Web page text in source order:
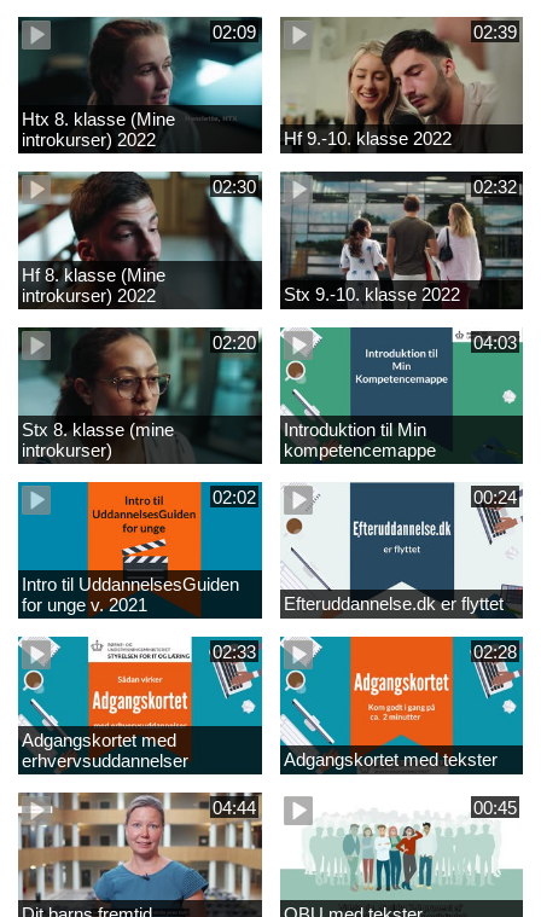
02:09
Htx 8. klasse (Mine
introkurser) 2022
02:39
Hf 9.-10. klasse 2022
02:30
Hf 8. klasse (Mine
introkurser) 2022
02:32
Stx 9.-10. klasse 2022
02:20
Stx 8. klasse (mine
introkurser)
04:03
Introduktion til Min
kompetencemappe
02:02
Intro til UddannelsesGuiden
for unge v. 2021
00:24
Efteruddannelse.dk er flyttet
02:33
Adgangskortet med
erhvervsuddannelser
02:28
Adgangskortet med tekster
04:44 00:45